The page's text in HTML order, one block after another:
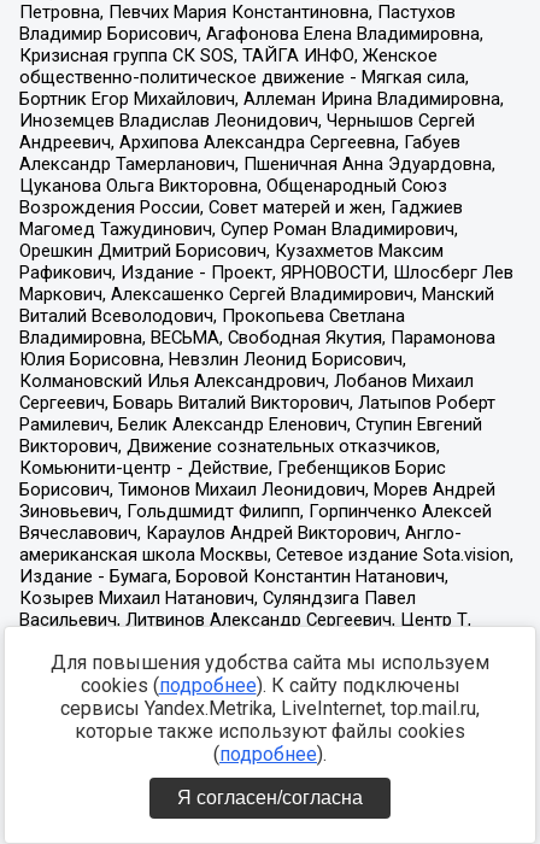
Для повышения удобства сайта мы используем
cookies (подробнее). К сайту подключены
сервисы Yandex.Metrika, LiveInternet, top.mail.ru,
которые также используют файлы cookies
(подробнее).
Я согласен/согласна